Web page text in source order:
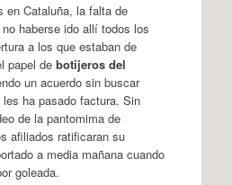
en Cataluña, la falta de
haberse ido allí todos los
a los que estaban de
papel de botijeros del
un acuerdo sin buscar
ha pasado factura. Sin
de la pantomima de
afiliados ratificaran su
a media mañana cuando
goleada.